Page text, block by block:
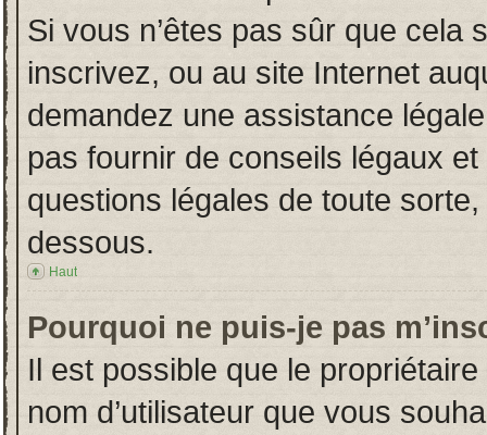
Si vous n’êtes pas sûr que cela
inscrivez, ou au site Internet
demandez une assistance
pas fournir de conseils légaux
questions légales de toute
dessous.
Haut
Pourquoi ne puis-je pas
Il est possible que le
nom d’utilisateur que vous